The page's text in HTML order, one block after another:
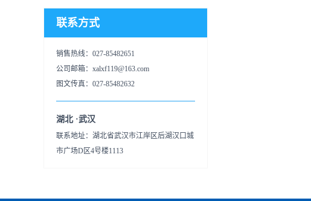
联系方式
销售热线：027-85482651
公司邮箱：xalxf119@163.com
图文传真：027-85482632
湖北 ·武汉
联系地址：湖北省武汉市江岸区后湖汉口城
市广场D区4号楼1113